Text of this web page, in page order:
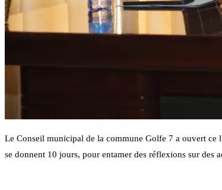
Le Conseil municipal de la commune Golfe 7 a ouvert ce
se donnent 10 jours, pour entamer des réflexions sur des